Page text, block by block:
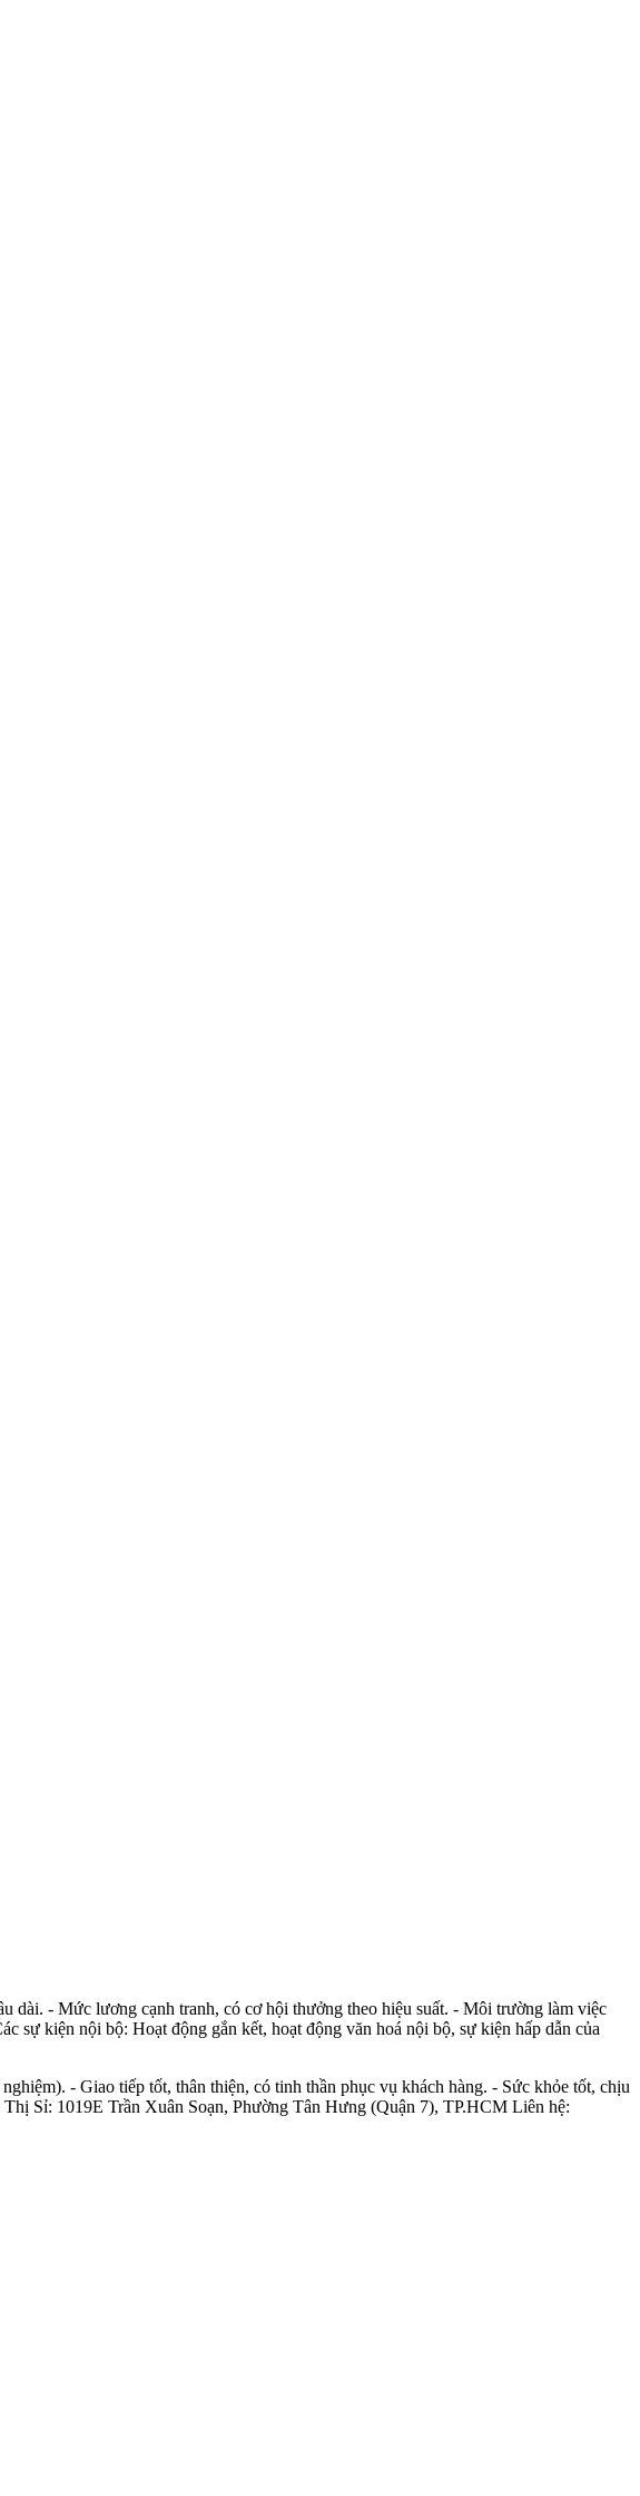
dài. - Mức lương cạnh tranh, có cơ hội thưởng theo hiệu suất. - Môi trường làm việc
sự kiện nội bộ: Hoạt động gắn kết, hoạt động văn hoá nội bộ, sự kiện hấp dẫn của
- Giao tiếp tốt, thân thiện, có tinh thần phục vụ khách hàng. - Sức khỏe tốt, chịu
Sỉ: 1019E Trần Xuân Soạn, Phường Tân Hưng (Quận 7), TP.HCM Liên hệ: